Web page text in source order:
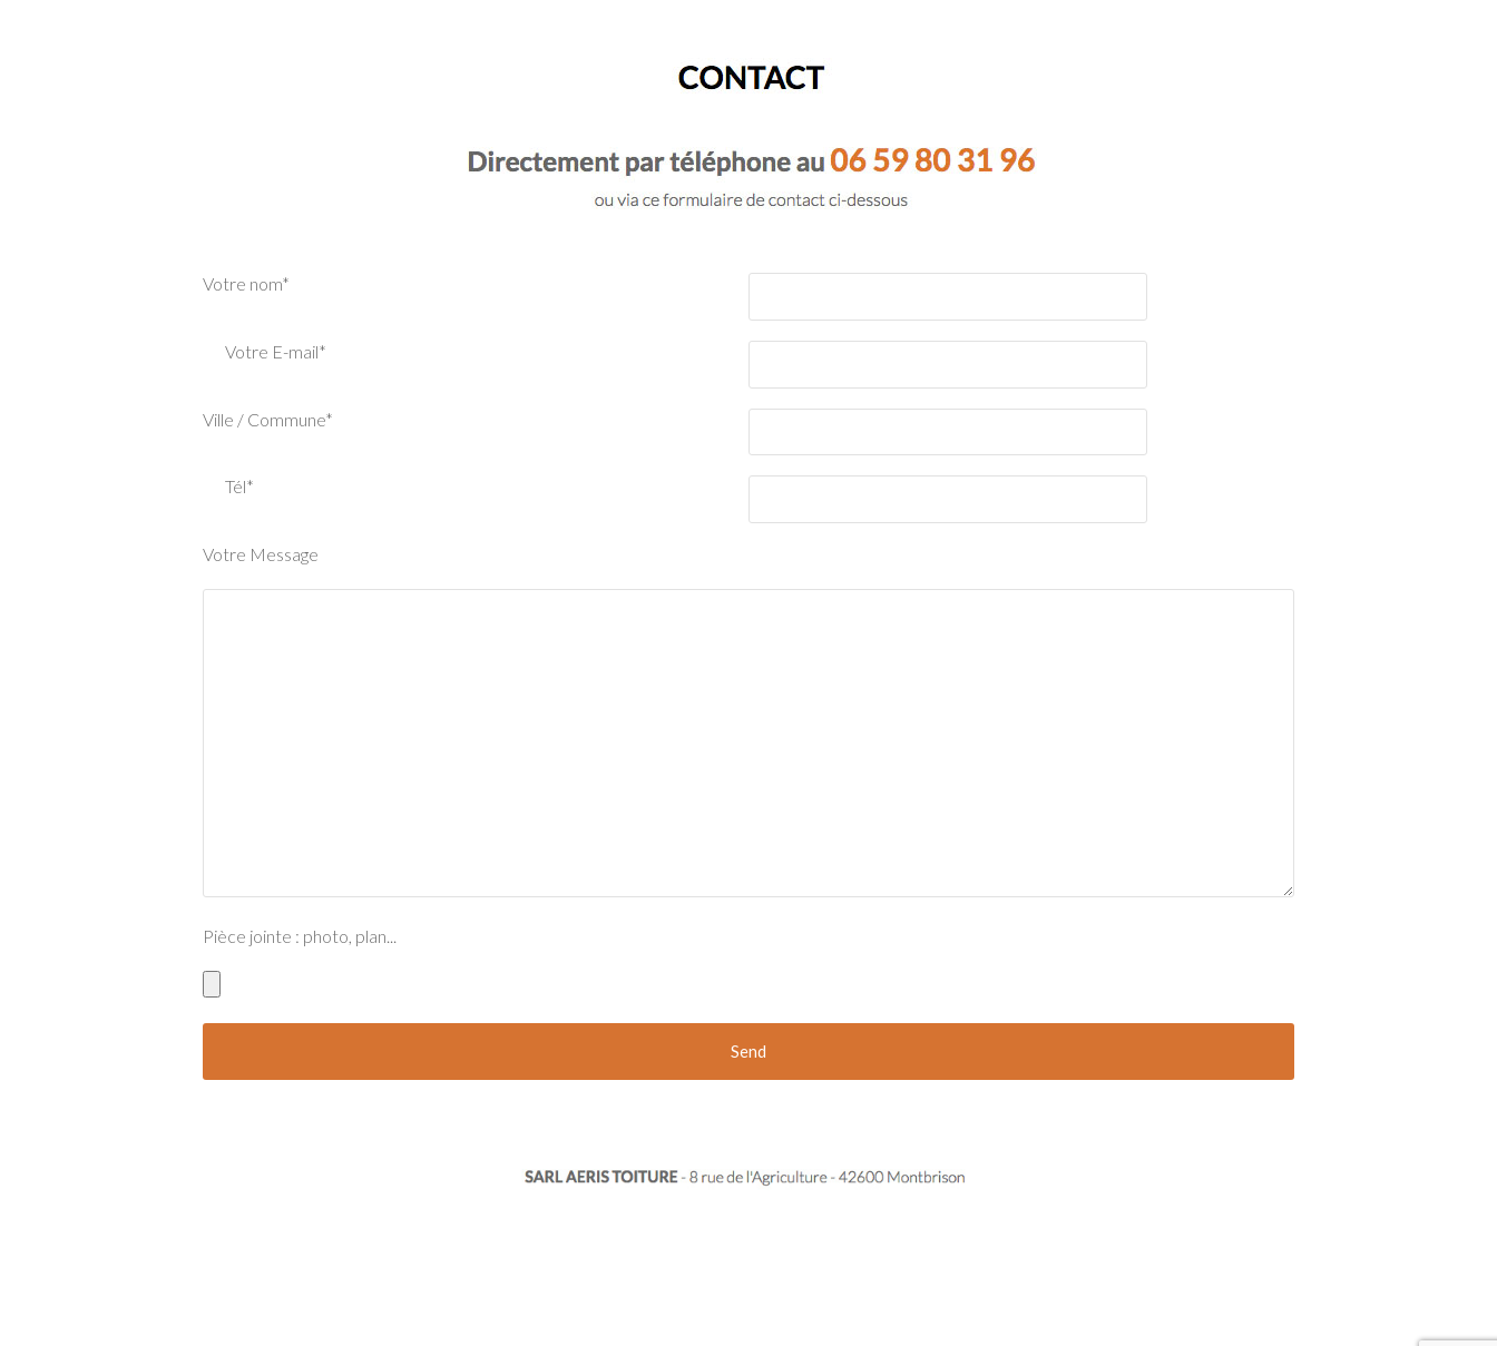
Votre nom*
Votre E-mail*
Ville / Commune*
Tél*
Votre Message
Pièce jointe : photo, plan...